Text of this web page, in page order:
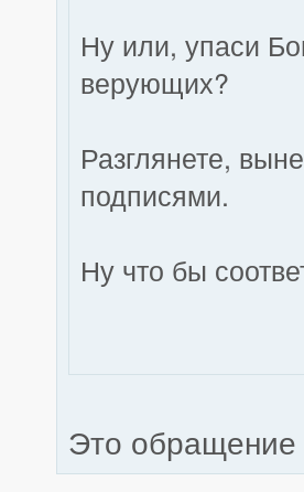
Ну или, упаси
верующих?
Разглянете,
подписями.
Ну что бы
Это обращение